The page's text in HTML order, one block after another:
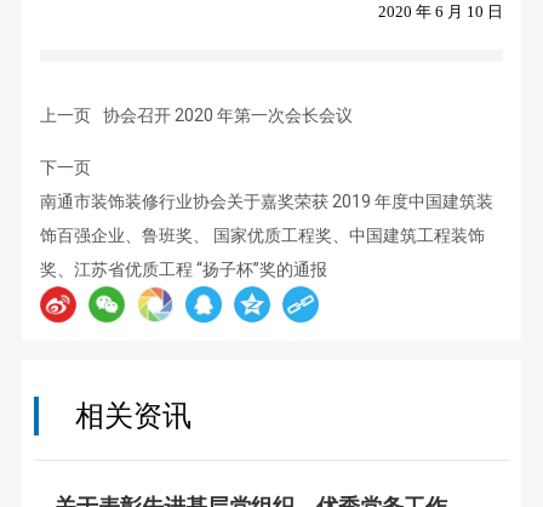
2020 年 6 月 10 日
上一页 协会召开 2020 年第一次会长会议
下一页
南通市装饰装修行业协会关于嘉奖荣获 2019 年度中国建筑装
饰百强企业、鲁班奖、 国家优质工程奖、中国建筑工程装饰
奖、江苏省优质工程 “扬子杯”奖的通报
相关资讯